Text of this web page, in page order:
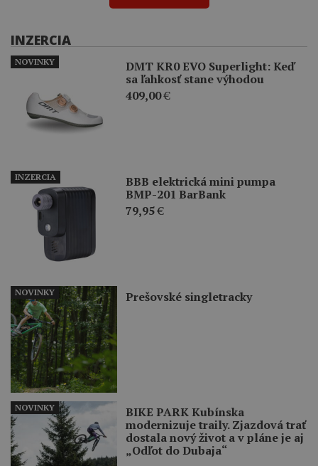
INZERCIA
DMT KR0 EVO Superlight: Keď
sa ľahkosť stane výhodou
409,00€
NOVINKY
BBB elektrická mini pumpa
BMP-201 BarBank
79,95€
INZERCIA
Prešovské singletracky
NOVINKY
BIKE PARK Kubínska
modernizuje traily. Zjazdová trať
dostala nový život a v pláne je aj
„Odľot do Dubaja“
NOVINKY